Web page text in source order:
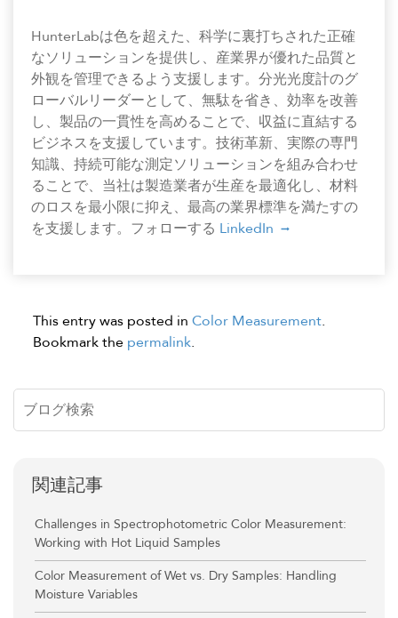
HunterLabは色を超えた、科学に裏打ちされた正確
なソリューションを提供し、産業界が優れた品質と
外観を管理できるよう支援します。分光光度計のグ
ローバルリーダーとして、無駄を省き、効率を改善
し、製品の一貫性を高めることで、収益に直結する
ビジネスを支援しています。技術革新、実際の専門
知識、持続可能な測定ソリューションを組み合わせ
ることで、当社は製造業者が生産を最適化し、材料
のロスを最小限に抑え、最高の業界標準を満たすの
を支援します。フォローする LinkedIn
This entry was posted in Color Measurement.
Bookmark the permalink.
関連記事
Challenges in Spectrophotometric Color Measurement:
Working with Hot Liquid Samples
Color Measurement of Wet vs. Dry Samples: Handling
Moisture Variables